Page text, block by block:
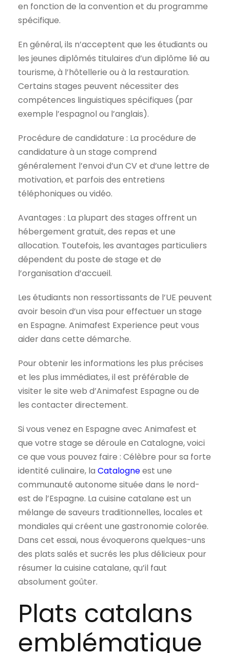
en fonction de la convention et du programme
spécifique.
En général, ils n’acceptent que les étudiants ou
les jeunes diplômés titulaires d’un diplôme lié au
tourisme, à l’hôtellerie ou à la restauration.
Certains stages peuvent nécessiter des
compétences linguistiques spécifiques (par
exemple l’espagnol ou l’anglais).
Procédure de candidature : La procédure de
candidature à un stage comprend
généralement l’envoi d’un CV et d’une lettre de
motivation, et parfois des entretiens
téléphoniques ou vidéo.
Avantages : La plupart des stages offrent un
hébergement gratuit, des repas et une
allocation. Toutefois, les avantages particuliers
dépendent du poste de stage et de
l’organisation d’accueil.
Les étudiants non ressortissants de l’UE peuvent
avoir besoin d’un visa pour effectuer un stage
en Espagne. Animafest Experience peut vous
aider dans cette démarche.
Pour obtenir les informations les plus précises
et les plus immédiates, il est préférable de
visiter le site web d’Animafest Espagne ou de
les contacter directement.
Si vous venez en Espagne avec Animafest et
que votre stage se déroule en Catalogne, voici
ce que vous pouvez faire : Célèbre pour sa forte
identité culinaire, la Catalogneest une
communauté autonome située dans le nord-
est de l’Espagne. La cuisine catalane est un
mélange de saveurs traditionnelles, locales et
mondiales qui créent une gastronomie colorée.
Dans cet essai, nous évoquerons quelques-uns
des plats salés et sucrés les plus délicieux pour
résumer la cuisine catalane, qu’il faut
absolument goûter.
Plats catalans
emblématique